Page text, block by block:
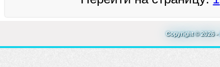
Copyright © 2026 -